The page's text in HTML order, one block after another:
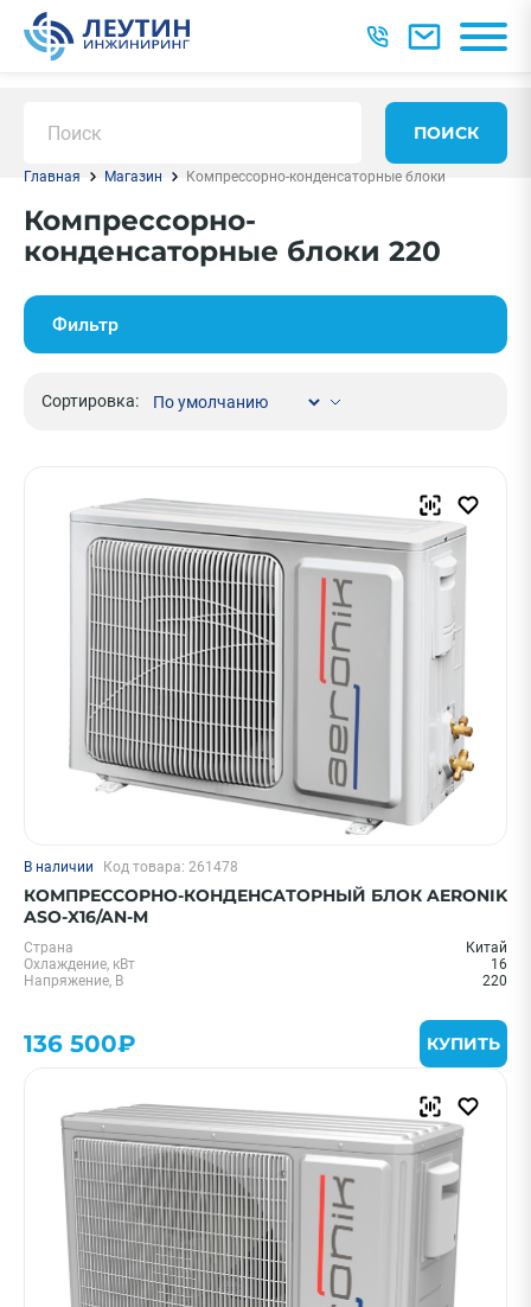
ПОИСК
Главная Магазин Компрессорно-конденсаторные блоки
Компрессорно-
конденсаторные блоки 220
Фильтр
Цена 0 - 2000000 ₽
Royal Clima
Shuft
Midea
Показать еще
380
220
ПРИМЕНИТЬ
Очистить
Сортировка:
В наличии Код товара: 261478
КОМПРЕССОРНО-КОНДЕНСАТОРНЫЙ БЛОК AERONIK
ASO-X16/AN-M
Страна
Китай
Охлаждение, кВт
16
Напряжение, В
220
136 500₽ КУПИТЬ